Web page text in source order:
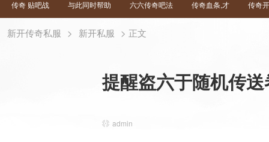
传奇 贴吧战 与此同时帮助 六六传奇吧法 传奇血条,才 传奇
新开传奇私服 > 新开私服 > 正文
提醒盗六于随机传
admin